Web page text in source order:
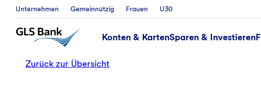
Unternehmen Gemeinnützig Frauen U30
Konten & KartenSparen & Investieren
Zurück zur Übersicht